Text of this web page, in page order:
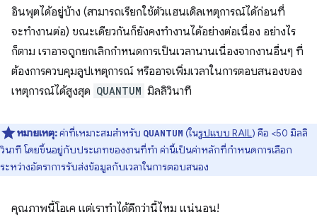
อินพุตได้อยู่บ้าง (สามารถเรียกใช้ตัวแฮนเดิลเหตุการณ์ได้ก่อนที่
จะทํางานต่อ) ขณะเดียวกันก็ยังคงทํางานได้อย่างต่อเนื่อง อย่างไร
ก็ตาม เราอาจถูกยกเลิกกำหนดการเป็นเวลานานเนื่องจากงานอื่นๆ ที่
ต้องการควบคุมลูปเหตุการณ์ หรืออาจเพิ่มเวลาในการตอบสนองของ
เหตุการณ์ได้สูงสุด QUANTUM มิลลิวินาที
หมายเหตุ:ค่าที่เหมาะสมสําหรับ QUANTUM (ในรูปแบบ RAIL ) คือ <50 มิลลิ
วินาที โดยขึ้นอยู่กับประเภทของงานที่ทํา ค่านี้เป็นค่าหลักที่กําหนดการเลือก
ระหว่างอัตราการรับส่งข้อมูลกับเวลาในการตอบสนอง
คุณภาพนี้โอเค แต่เราทำได้ดีกว่านี้ไหม แน่นอน!